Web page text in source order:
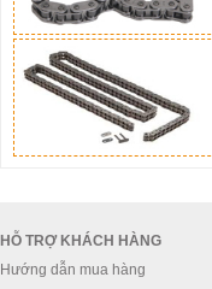
HỖ TRỢ KHÁCH HÀNG
Hướng dẫn mua hàng